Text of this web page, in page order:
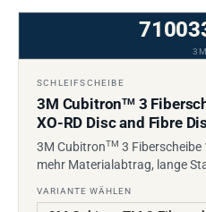
3M
SCHLEIFSCHEIBE
3M CubitronTM3
XO-RD Disc and Fibre
3M CubitronTM 3 Fiberscheibe
mehr Materialabtrag, lange
VARIANTE WÄHLEN